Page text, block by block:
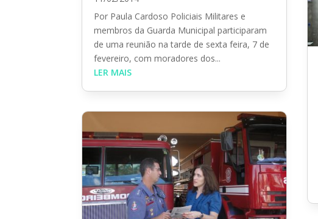
Por Paula Cardoso Policiais Militares e
membros da Guarda Municipal participaram
de uma reunião na tarde de sexta feira, 7 de
fevereiro, com moradores dos...
LER MAIS